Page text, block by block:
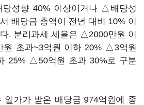
성향 40% 이상이거나 △배당성
배당금 총액이 전년 대비 10% 이
. 분리과세 세율은 △2000만원 이
초과~3억원 이하 20% △3억원
25% △50억원 초과 30%로 구분
일가가 받은 배당금 974억원에 종